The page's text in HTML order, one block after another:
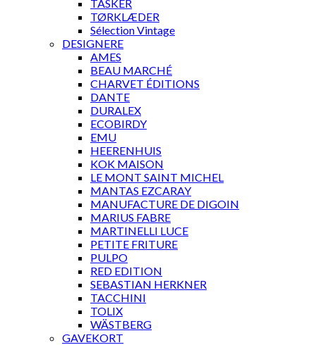
TASKER
TØRKLÆDER
Sélection Vintage
DESIGNERE
AMES
BEAU MARCHÉ
CHARVET ÉDITIONS
DANTE
DURALEX
ECOBIRDY
EMU
HEERENHUIS
KOK MAISON
LE MONT SAINT MICHEL
MANTAS EZCARAY
MANUFACTURE DE DIGOIN
MARIUS FABRE
MARTINELLI LUCE
PETITE FRITURE
PULPO
RED EDITION
SEBASTIAN HERKNER
TACCHINI
TOLIX
WÄSTBERG
GAVEKORT